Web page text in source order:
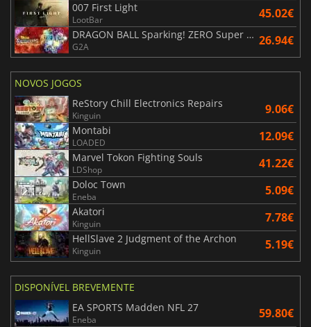
007 First Light
LootBar 45.02€
DRAGON BALL Sparking! ZERO Super Limit Breaking NEO
G2A 26.94€
NOVOS JOGOS
ReStory Chill Electronics Repairs
Kinguin 9.06€
Montabi
LOADED 12.09€
Marvel Tokon Fighting Souls
LDShop 41.22€
Doloc Town
Eneba 5.09€
Akatori
Kinguin 7.78€
HellSlave 2 Judgment of the Archon
Kinguin 5.19€
DISPONÍVEL BREVEMENTE
EA SPORTS Madden NFL 27
Eneba 59.80€